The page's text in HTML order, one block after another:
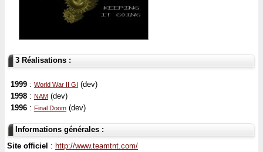
3 Réalisations :
1999 : World War II GI
(dev)
1998 : NAM (dev)
1996 : Final Doom (dev)
Informations générales :
Site officiel : http://www.teamtnt.com/